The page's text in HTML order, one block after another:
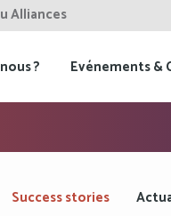
Alliances
? Evénements &
Success stories